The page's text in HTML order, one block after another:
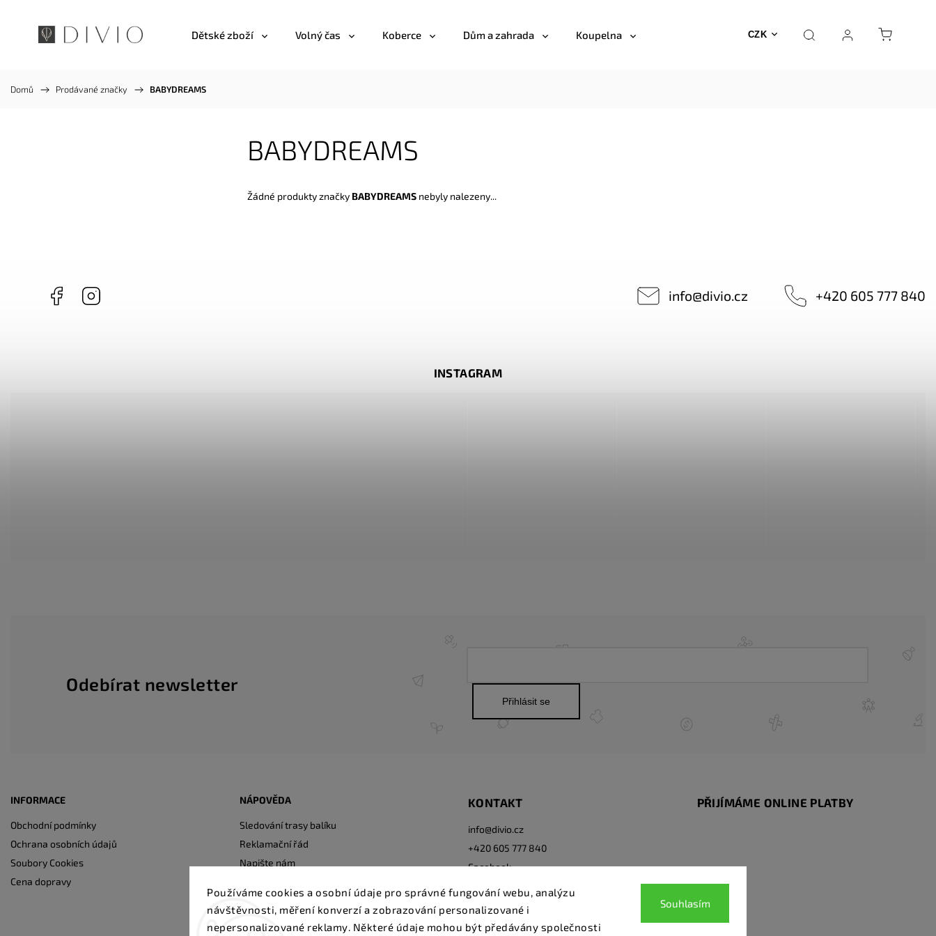
Používáme cookies a osobní údaje pro správné fungování webu, analýzu
návštěvnosti, měření konverzí a zobrazování personalizované i
nepersonalizované reklamy. Některé údaje mohou být předávány společnosti
Souhlasím
CZK
Dětské zboží Volný čas Koberce Dům a zahrada Koupelna Posilovna a fitness Fyzioterapie
Domů / Prodávané značky / BABYDREAMS
BABYDREAMS
Žádné produkty značky BABYDREAMS nebyly nalezeny...
Facebook info@divio.cz +420 605 777 840
INFORMACE
Obchodní podmínky
Ochrana osobních údajů
Soubory Cookies
Cena dopravy
NÁPOVĚDA
Sledování trasy balíku
Reklamační řád
Napište nám
INSTAGRAM
Odebírat newsletter
Přihlásit se
KONTAKT
info@divio.cz
+420 605 777 840
Facebook
PŘIJÍMÁME ONLINE PLATBY